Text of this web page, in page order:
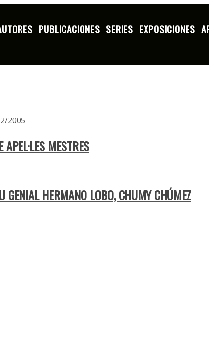
PUBLICACIONES SERIES EXPOSICIONES
2005
MESTRES
HERMANO LOBO, CHUMY CHÚMEZ